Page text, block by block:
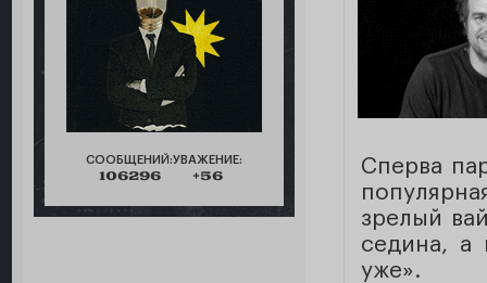
СООБЩЕНИЙ:
106296
УВАЖЕНИЕ:
+56
Сперва
зрелый
седина, а
уже».